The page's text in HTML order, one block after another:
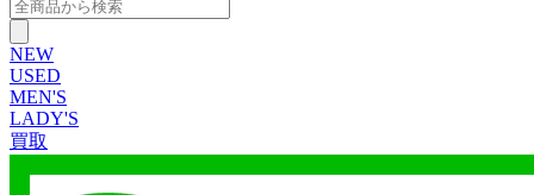
NEW
USED
MEN'S
LADY'S
買取